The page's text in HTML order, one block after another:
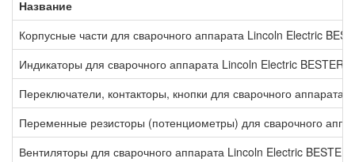
Название
Корпусные части для сварочного аппарата Lincoln Electric
Индикаторы для сварочного аппарата Lincoln Electric
Переключатели, контакторы, кнопки для сварочного аппарата
Переменные резисторы (потенциометры) для сварочного
Вентиляторы для сварочного аппарата Lincoln Electric